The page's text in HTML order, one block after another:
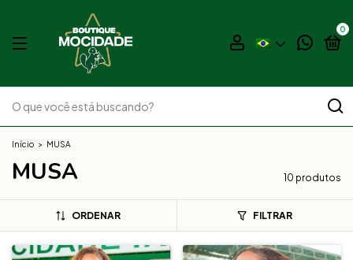
0
Início > MUSA
MUSA 10 produtos
ORDENAR FILTRAR